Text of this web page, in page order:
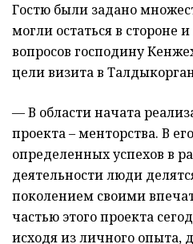
Гостю были задано
могли остаться в стороне
вопросов господину
цели визита в
— В области начата
проекта – менторства. В
определенных успехов в
деятельности люди
поколением своими
частью этого проекта
исходя из личного опыта,